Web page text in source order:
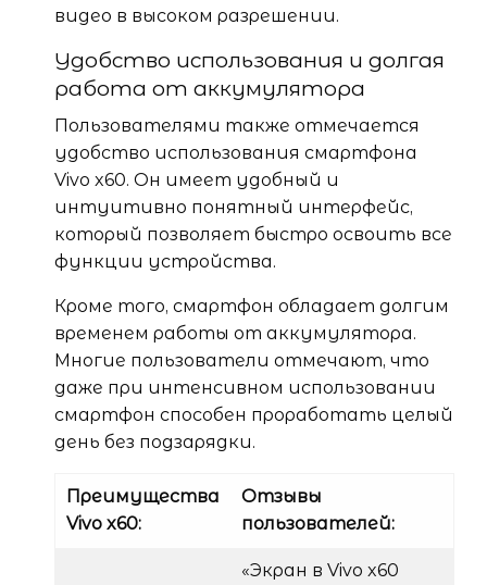
видео в высоком разрешении.
Удобство использования и долгая
работа от аккумулятора
Пользователями также отмечается
удобство использования смартфона
Vivo x60. Он имеет удобный и
интуитивно понятный интерфейс,
который позволяет быстро освоить все
функции устройства.
Кроме того, смартфон обладает долгим
временем работы от аккумулятора.
Многие пользователи отмечают, что
даже при интенсивном использовании
смартфон способен проработать целый
день без подзарядки.
Преимущества
Vivo x60:
Отзывы
пользователей:
«Экран в Vivo x60